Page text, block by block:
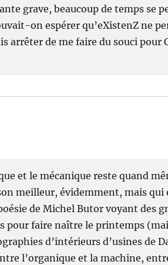
grave, beaucoup de temps se
on espérer qu’eXistenZ ne
arrêter de me faire du souci pour
et le mécanique reste quand
meilleur, évidemment, mais
de Michel Butor voyant des
pour faire naître le printemps
d’intérieurs d’usines de
l’organique et la machine,